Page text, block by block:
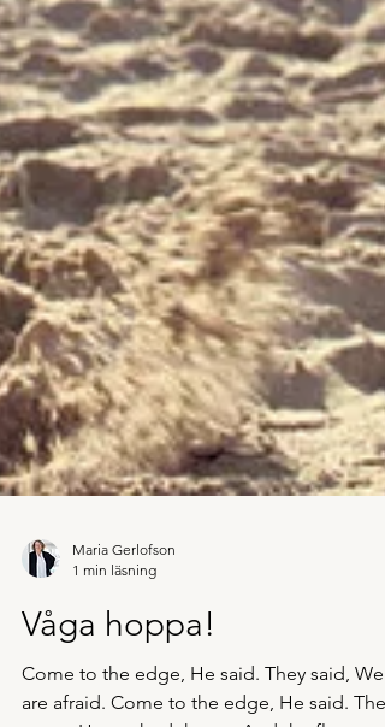
Maria Gerlofson
1 min läsning
Våga hoppa!